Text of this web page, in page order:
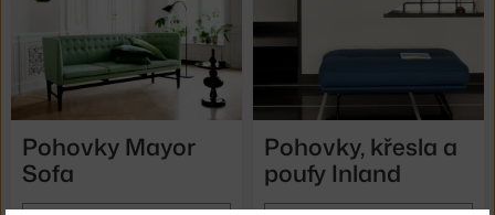
Pohovky Mayor
Sofa
Pohovky, křesla a
poufy Inland